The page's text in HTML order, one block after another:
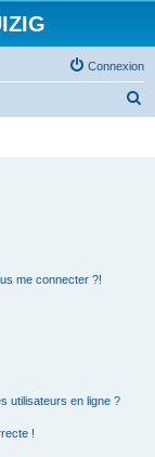
Connexion
me connecter ?!
utilisateurs en ligne ?
!